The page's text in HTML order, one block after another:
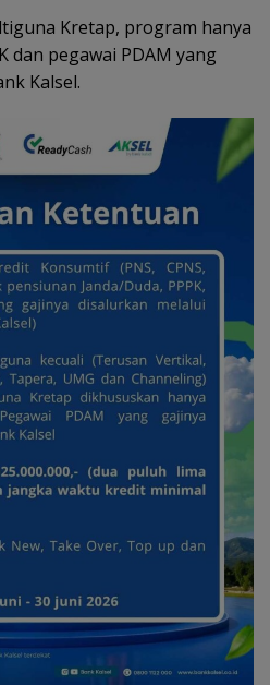
Kretap, program hanya
dan pegawai PDAM yang
Kalsel.